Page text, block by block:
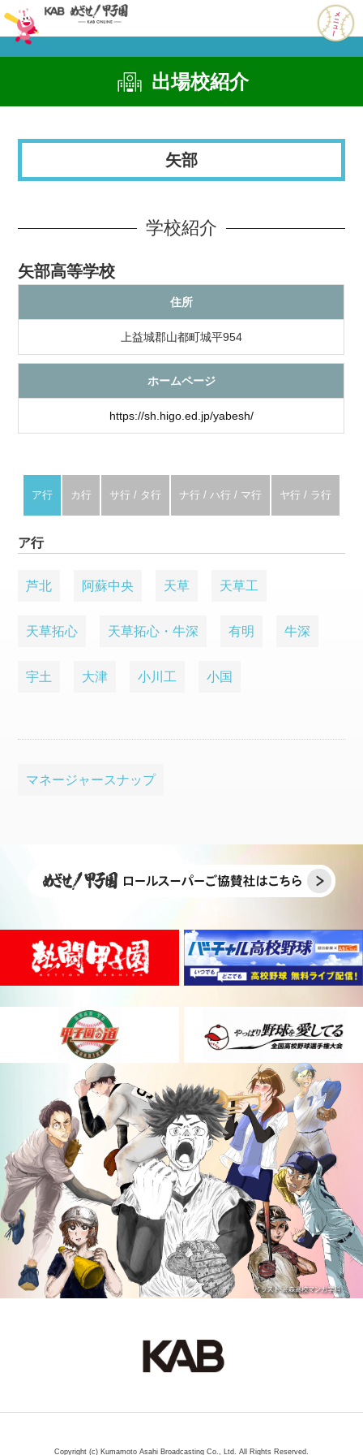
出場校紹介
矢部
学校紹介
矢部高等学校
住所
上益城郡山都町城平954
ホームページ
https://sh.higo.ed.jp/yabesh/
ア行 カ行 サ行 / タ行 ナ行 / ハ行 / マ行 ヤ行 / ラ行
ア行
芦北 阿蘇中央 天草 天草工
天草拓心 天草拓心・牛深 有明 牛深
宇土 大津 小川工 小国
マネージャースナップ
Copyright (c) Kumamoto Asahi Broadcasting Co., Ltd. All Rights Reserved.